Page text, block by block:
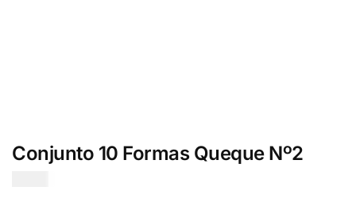
Conjunto 10 Formas Queque Nº2